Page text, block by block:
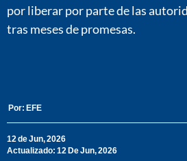
por liberar por parte de las
tras meses de promesas.
Por: EFE
12 de Jun, 2026
Actualizado: 12 De Jun, 2026